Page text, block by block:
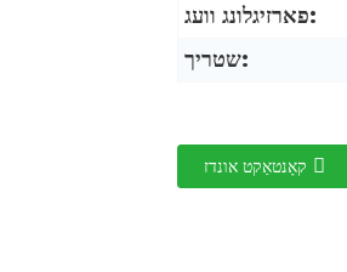
פארזיגלונג וועג:
שטריך:
קאָנטאַקט אונדז